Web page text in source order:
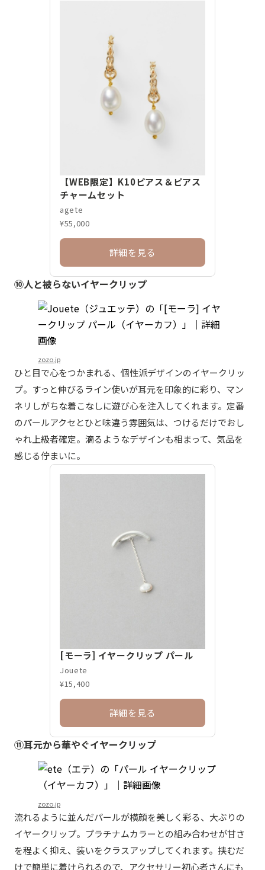
【WEB限定】K10ピアス＆ピアス
チャームセット
agete
¥55,000
詳細を見る
⑩人と被らないイヤークリップ
zozo.jp
ひと目で心をつかまれる、個性派デザインのイヤークリッ
プ。すっと伸びるライン使いが耳元を印象的に彩り、マン
ネリしがちな着こなしに遊び心を注入してくれます。定番
のパールアクセとひと味違う雰囲気は、つけるだけでおし
ゃれ上級者確定。滴るようなデザインも相まって、気品を
感じる佇まいに。
[モーラ] イヤークリップ パール
Jouete
¥15,400
詳細を見る
⑪耳元から華やぐイヤークリップ
zozo.jp
流れるように並んだパールが横顔を美しく彩る、大ぶりの
イヤークリップ。プラチナムカラーとの組み合わせが甘さ
を程よく抑え、装いをクラスアップしてくれます。挟むだ
けで簡単に着けられるので、アクセサリー初心者さんにも